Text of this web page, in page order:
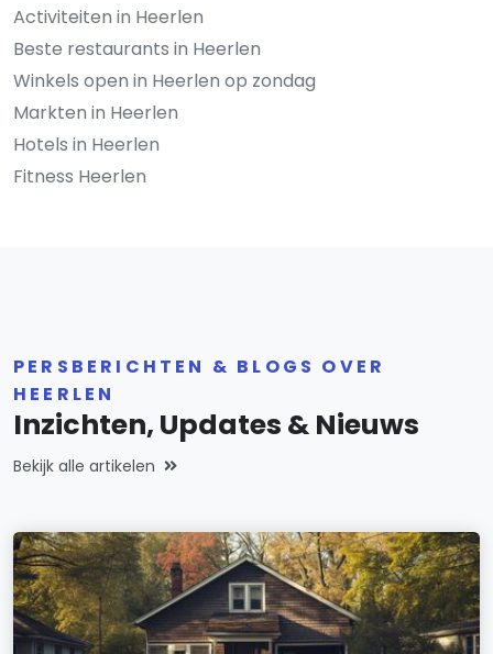
Activiteiten in Heerlen
Beste restaurants in Heerlen
Winkels open in Heerlen op zondag
Markten in Heerlen
Hotels in Heerlen
Fitness Heerlen
PERSBERICHTEN & BLOGS OVER
HEERLEN
Inzichten, Updates & Nieuws
Bekijk alle artikelen